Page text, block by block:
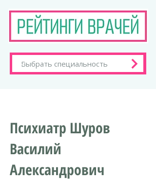
Психиатр Шуров
Василий
Александрович